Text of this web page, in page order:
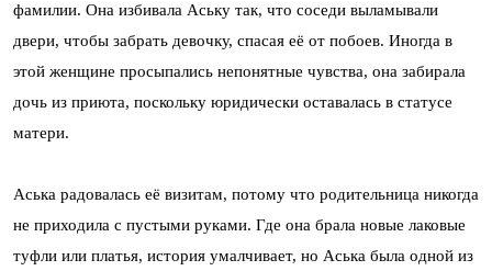
фамилии. Она избивала Аську так, что соседи выламывали
двери, чтобы забрать девочку, спасая её от побоев. Иногда в
этой женщине просыпались непонятные чувства, она забирала
дочь из приюта, поскольку юридически оставалась в статусе
матери.
Аська радовалась её визитам, потому что родительница никогда
не приходила с пустыми руками. Где она брала новые лаковые
туфли или платья, история умалчивает, но Аська была одной из